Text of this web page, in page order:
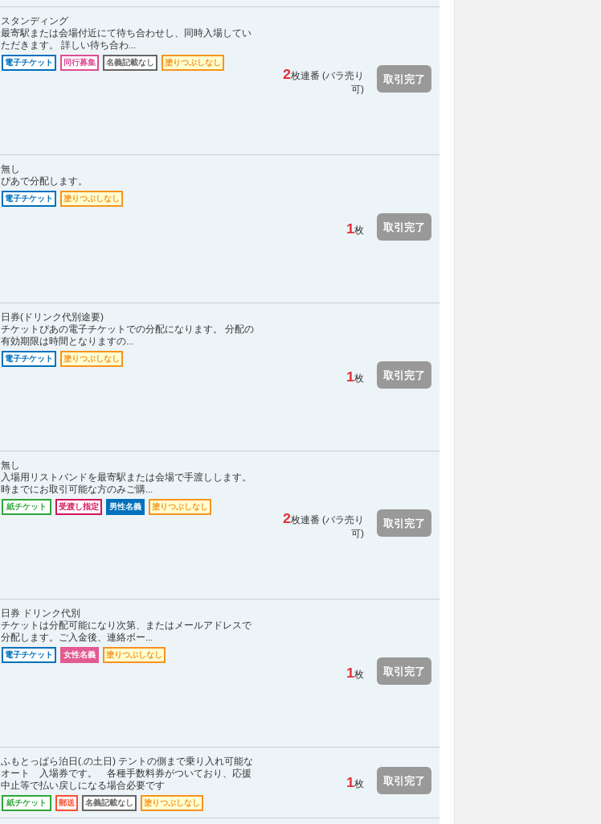
スタンディング
最寄駅または会場付近にて待ち合わせし、同時入場してい
ただきます。 詳しい待ち合わ...
電子チケット 同行募集 名義記載なし 塗りつぶしなし
2枚連番 (バラ売り
可)
取引完了
無し
ぴあで分配します。
電子チケット 塗りつぶしなし
1枚 取引完了
日券(ドリンク代別途要)
チケットぴあの電子チケットでの分配になります。 分配の
有効期限は時間となりますの...
電子チケット 塗りつぶしなし
1枚 取引完了
無し
入場用リストバンドを最寄駅または会場で手渡しします。
時までにお取引可能な方のみご購...
紙チケット 受渡し指定 男性名義 塗りつぶしなし
2枚連番 (バラ売り
可)
取引完了
日券 ドリンク代別
チケットは分配可能になり次第、またはメールアドレスで
分配します。ご入金後、連絡ボー...
電子チケット 女性名義 塗りつぶしなし
1枚 取引完了
ふもとっぱら泊日(.の土日) テントの側まで乗り入れ可能な
オート 入場券です。 各種手数料券がついており、応援
中止等で払い戻しになる場合必要です
紙チケット 郵送 名義記載なし 塗りつぶしなし
1枚 取引完了